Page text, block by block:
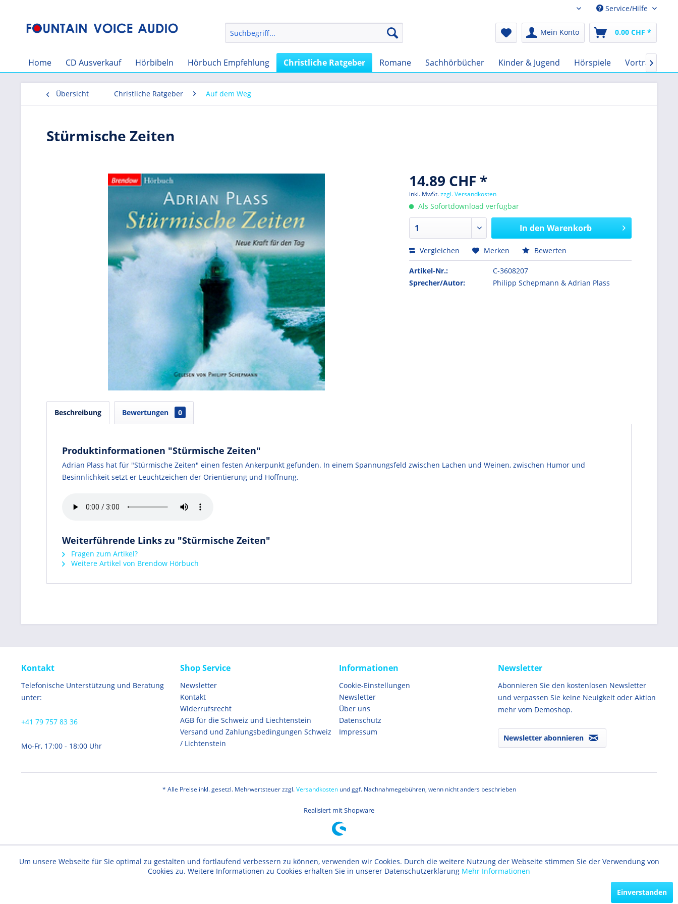
Audio-Book CHFService/Hilfe
Mein Konto 0.00 CHF *
Home CD Ausverkauf Hörbibeln Hörbuch Empfehlung Christliche Ratgeber Romane Sachhörbücher Kinder & Jugend Hörspiele Vorträge

Übersicht Christliche Ratgeber Auf dem Weg
Stürmische Zeiten
14.89 CHF *
inkl. MwSt.zzgl. Versandkosten
Als Sofortdownload verfügbar
In den Warenkorb
Vergleichen Merken Bewerten
Artikel-Nr.:
C-3608207
Sprecher/Autor:
Philipp Schepmann & Adrian Plass
Beschreibung Bewertungen 0
Produktinformationen "Stürmische Zeiten"
Adrian Plass hat für "Stürmische Zeiten" einen festen Ankerpunkt gefunden. In einem Spannungsfeld zwischen Lachen und Weinen, zwischen Humor und
Besinnlichkeit setzt er Leuchtzeichen der Orientierung und Hoffnung.
Weiterführende Links zu "Stürmische Zeiten"
Fragen zum Artikel?
Weitere Artikel von Brendow Hörbuch
Kontakt
Telefonische Unterstützung und Beratung
unter:
+41 79 757 83 36
Mo-Fr, 17:00 - 18:00 Uhr
Shop Service
Newsletter
Kontakt
Widerrufsrecht
AGB für die Schweiz und Liechtenstein
Versand und Zahlungsbedingungen Schweiz
/ Lichtenstein
Informationen
Cookie-Einstellungen
Newsletter
Über uns
Datenschutz
Impressum
Newsletter
Abonnieren Sie den kostenlosen Newsletter
und verpassen Sie keine Neuigkeit oder Aktion
mehr vom Demoshop.
Newsletter abonnieren
* Alle Preise inkl. gesetzl. Mehrwertsteuer zzgl.Versandkostenund ggf. Nachnahmegebühren, wenn nicht anders beschrieben
Realisiert mit Shopware
Um unsere Webseite für Sie optimal zu gestalten und fortlaufend verbessern zu können, verwenden wir Cookies. Durch die weitere Nutzung der Webseite stimmen Sie der Verwendung von
Cookies zu. Weitere Informationen zu Cookies erhalten Sie in unserer Datenschutzerklärung Mehr Informationen
Einverstanden